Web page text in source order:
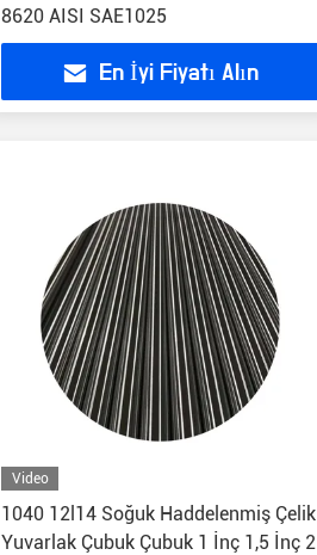
8620 AISI SAE1025
En İyi Fiyatı Alın
Video
1040 12l14 Soğuk Haddelenmiş Çelik
Yuvarlak Çubuk Çubuk 1 İnç 1,5 İnç 2